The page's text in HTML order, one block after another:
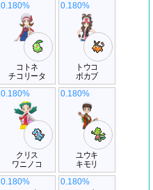
コトネ
チコリータ
0.180%
トウコ
ポカブ
0.180%
クリス
ワニノコ
0.180%
ユウキ
キモリ
0.180%
0.180% 0.180%